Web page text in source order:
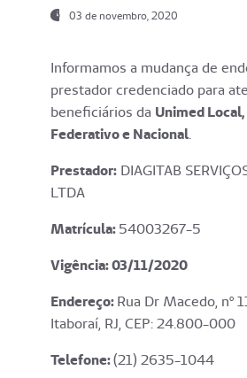
03 de novembro, 2020
Informamos a mudança de
prestador credenciado para
beneficiários da Unimed
Federativo e Nacional.
Prestador: DIAGITAB
LTDA
Matrícula:54003267-5
Vigência: 03/11/2020
Endereço:Rua Dr Macedo, nº
Itaboraí, RJ, CEP: 24.800-000
Telefone:(21) 2635-1044